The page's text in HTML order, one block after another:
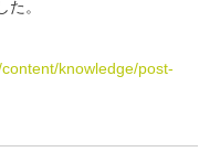
た。
knowledge/post-